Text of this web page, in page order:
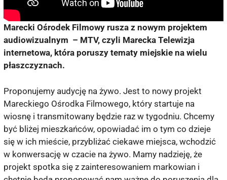
Marecki Ośrodek Filmowy rusza z nowym projektem
audiowizualnym – MTV, czyli Marecka Telewizja
internetowa, która poruszy tematy miejskie na wielu
płaszczyznach.
Proponujemy audycję na żywo. Jest to nowy projekt
Mareckiego Ośrodka Filmowego, który startuje na
wiosnę i transmitowany będzie raz w tygodniu. Chcemy
być bliżej mieszkańców, opowiadać im o tym co dzieje
się w ich mieście, przybliżać ciekawe miejsca, wchodzić
w konwersację w czacie na żywo. Mamy nadzieję, że
projekt spotka się z zainteresowaniem markowian i